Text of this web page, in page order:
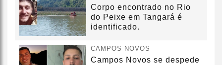
Corpo encontrado no Rio
do Peixe em Tangará é
identificado.
CAMPOS NOVOS
Campos Novos se despede